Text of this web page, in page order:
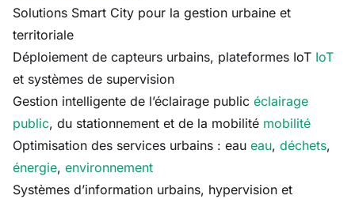
Solutions Smart City pour la gestion urbaine et
territoriale
Déploiement de capteurs urbains, plateformes IoT IoT
et systèmes de supervision
Gestion intelligente de l’éclairage public éclairage
public, du stationnement et de la mobilité mobilité
Optimisation des services urbains : eau eau, déchets,
énergie, environnement
Systèmes d’information urbains, hypervision et